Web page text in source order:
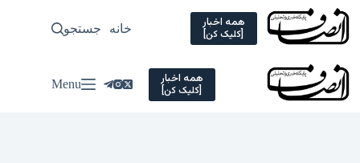
Skip
content
همه اخبار
[کلیک کن] خانه سیاسی
جستجو
همه اخبار
[کلیک کن] Menu